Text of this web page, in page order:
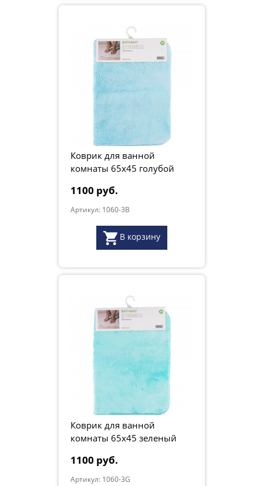
Коврик для ванной
комнаты 65х45 голубой
1100 руб.
Артикул: 1060-3B
В корзину
Коврик для ванной
комнаты 65х45 зеленый
1100 руб.
Артикул: 1060-3G